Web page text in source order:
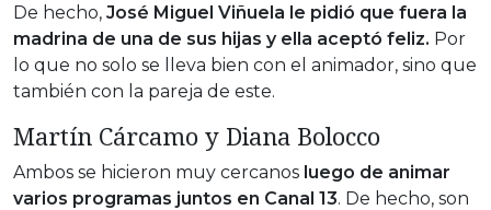
De hecho, José Miguel Viñuela le pidió que fuera la
madrina de una de sus hijas y ella aceptó feliz. Por
lo que no solo se lleva bien con el animador, sino que
también con la pareja de este.
Martín Cárcamo y Diana Bolocco
Ambos se hicieron muy cercanos luego de animar
varios programas juntos en Canal 13. De hecho, son